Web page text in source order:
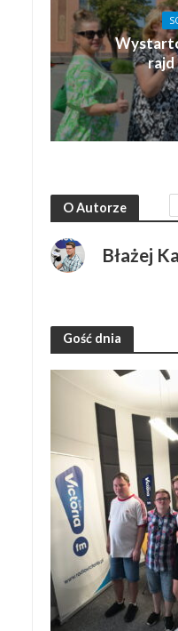
O Autorze
Błażej
Gość dnia